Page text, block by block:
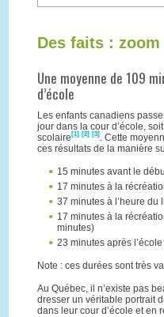
Des faits :
Une moyenne de 109
d’école
Les enfants canadiens
jour dans la cour d’école,
scolaire [1] [2] [3] . Cette
ces résultats de la manière
15 minutes avant le
17 minutes à la
37 minutes à l’heure du
17 minutes à la
minutes)
23 minutes après
Note : ces durées sont très
Au Québec, il n’existe pas
dresser un véritable portrait
dans leur cour d’école et en